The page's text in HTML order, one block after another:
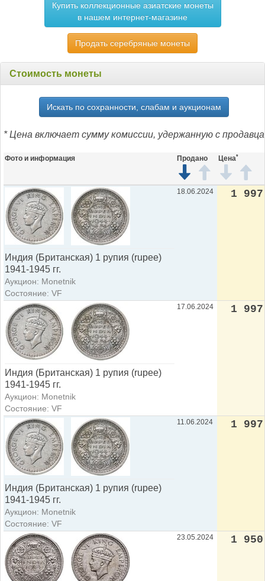
Купить коллекционные азиатские монеты
в нашем интернет-магазине
Продать серебряные монеты
Стоимость монеты
Искать по сохранности, слабам и аукционам
* Цена включает сумму комиссии, удержанную с продавца
Фото и информация Продано Цена*
Индия (Британская) 1 рупия (rupee)
1941-1945 гг.
Аукцион: Monetnik
Состояние: VF
18.06.2024 1 997
Индия (Британская) 1 рупия (rupee)
1941-1945 гг.
Аукцион: Monetnik
Состояние: VF
17.06.2024 1 997
Индия (Британская) 1 рупия (rupee)
1941-1945 гг.
Аукцион: Monetnik
Состояние: VF
11.06.2024 1 997
23.05.2024 1 950